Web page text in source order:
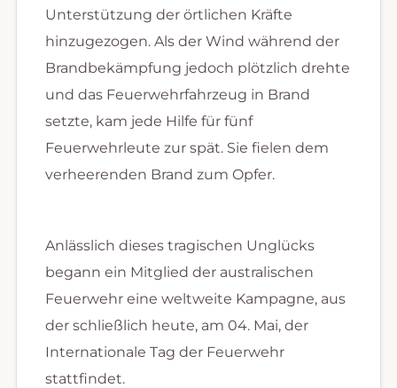
Unterstützung der örtlichen Kräfte
hinzugezogen. Als der Wind während der
Brandbekämpfung jedoch plötzlich drehte
und das Feuerwehrfahrzeug in Brand
setzte, kam jede Hilfe für fünf
Feuerwehrleute zur spät. Sie fielen dem
verheerenden Brand zum Opfer.
Anlässlich dieses tragischen Unglücks
begann ein Mitglied der australischen
Feuerwehr eine weltweite Kampagne, aus
der schließlich heute, am 04. Mai, der
Internationale Tag der Feuerwehr
stattfindet.